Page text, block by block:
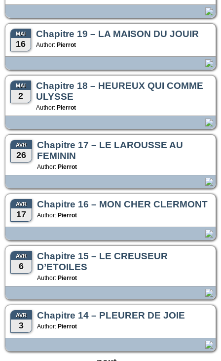
MAI
16
Chapitre 19 – LA MAISON DU JOUIR
Author: Pierrot
MAI
2
Chapitre 18 – HEUREUX QUI COMME
ULYSSE
Author: Pierrot
AVR
26
Chapitre 17 – LE LAROUSSE AU
FEMININ
Author: Pierrot
AVR
17
Chapitre 16 – MON CHER CLERMONT
Author: Pierrot
AVR
6
Chapitre 15 – LE CREUSEUR
D’ETOILES
Author: Pierrot
AVR
3
Chapitre 14 – PLEURER DE JOIE
Author: Pierrot